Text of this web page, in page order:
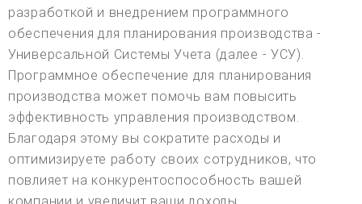
разработкой и внедрением программного
обеспечения для планирования производства -
Универсальной Системы Учета (далее - УСУ).
Программное обеспечение для планирования
производства может помочь вам повысить
эффективность управления производством.
Благодаря этому вы сократите расходы и
оптимизируете работу своих сотрудников, что
повлияет на конкурентоспособность вашей